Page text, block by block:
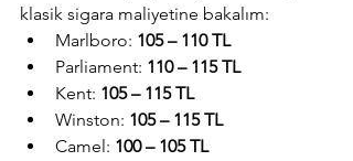
klasik sigara maliyetine bakalım:
Marlboro: 105 – 110 TL
Parliament: 110 – 115 TL
Kent: 105 – 115 TL
Winston: 105 – 115 TL
Camel: 100 – 105 TL